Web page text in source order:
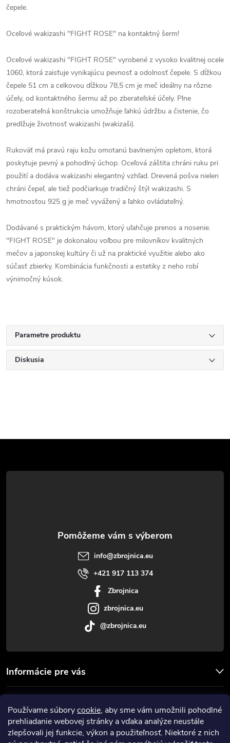
Používame súborycookie, aby sme vám umožnili pohodlné
prehliadanie webovej stránky a vďaka analýze neustále
zlepšovali jej funkcie, výkon a použiteľnosť. Niektoré z nich
čepele.
Oceľové wakizashi "FIGHT ROSE" na kontaktný šerm!
Oceľové wakizashi "FIGHT ROSE" vyrobené z vysoko kvalitnej ocele
1060, ktorá zaisťuje vynikajúcu pevnosť a odolnosť čepele. S dĺžkou
čepele 51 cm a celkovou dĺžkou 78,5 cm je meč ideálny na rôzne
účely, od kontaktného šermu až po zberateľské účely. Plne
rozoberateľná konštrukcia umožňuje ľahkú údržbu a čistenie, čo
predlžuje životnosť wakizashi (wakizaši).
Rukoväť má pravú raju kožu omotanú bavlneným opletom, ktorá
poskytuje pevný a pohodlný úchop. Oceľová záštita chráni ruku pri
použití a dodáva wakizashi elegantný vzhľad. Drevená pošva nielen
chráni čepeľ, ale tiež podčiarkuje tradičný štýl wakizashi. S
hmotnosťou 925 g je meč vyvážený a ľahko ovládateľný.
Dodávané s praktickým hávom, ktorý uľahčuje prenos a nosenie.
"FIGHT ROSE" je dokonalou voľbou pre milovníkov kvalitných
mečov a japonskej kultúry či už na praktické využitie alebo ako
súčasť zbierky. Kombinácia funkčnosti a estetiky z neho robí
výnimočný kúsok.
Parametre produktu
Diskusia
á
Informácie pre vás
Prijímame online platby
info@zbrojnica.eu
+421 917 113 374
Zbrojnica
zbrojnica.eu
@zbrojnica.eu